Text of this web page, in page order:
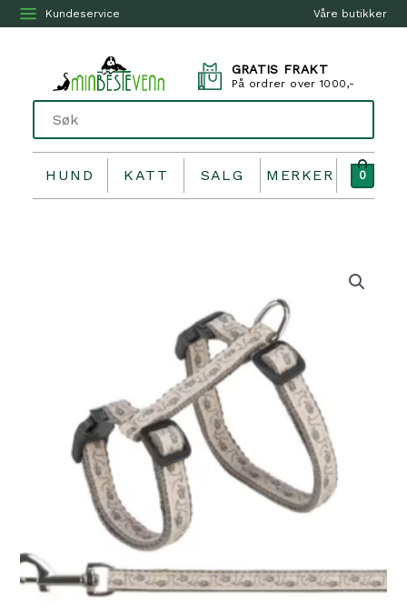
Våre butikker
Kundeservice
GRATIS FRAKT
På ordrer over 1000,-
HUND KATT SALG MERKER 0